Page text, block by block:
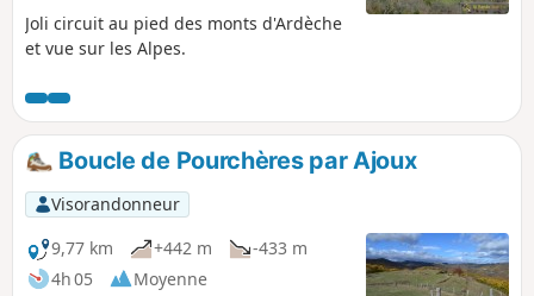
Joli circuit au pied des monts d'Ardèche
et vue sur les Alpes.
Boucle de Pourchères par Ajoux
Visorandonneur
9,77 km
+442 m
-433 m
4h 05
Moyenne